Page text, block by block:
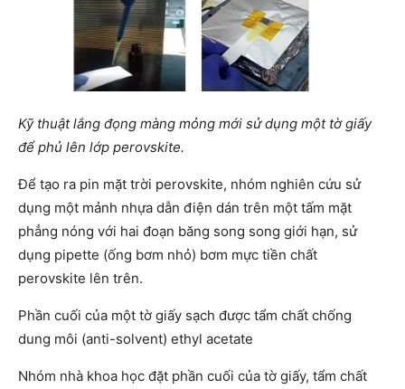
Kỹ thuật lắng đọng màng mỏng mới sử dụng một tờ giấy
để phủ lên lớp perovskite.
Để tạo ra pin mặt trời perovskite, nhóm nghiên cứu sử
dụng một mảnh nhựa dẫn điện dán trên một tấm mặt
phẳng nóng với hai đoạn băng song song giới hạn, sử
dụng pipette (ống bơm nhỏ) bơm mực tiền chất
perovskite lên trên.
Phần cuối của một tờ giấy sạch được tẩm chất chống
dung môi (anti-solvent) ethyl acetate
Nhóm nhà khoa học đặt phần cuối của tờ giấy, tẩm chất